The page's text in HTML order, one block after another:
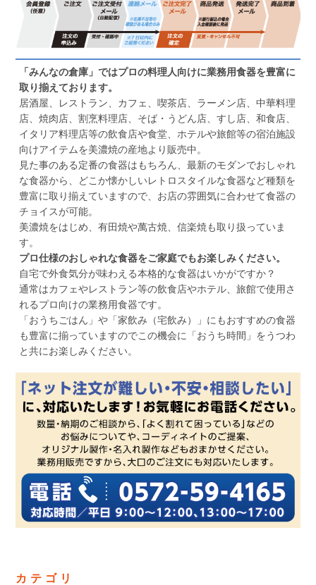
「みんなの倉庫」ではプロの料理人向けに業務用食器を豊富に
取り揃えております。
居酒屋、レストラン、カフェ、喫茶店、ラーメン店、中華料理
店、焼肉店、割烹料理店、そば・うどん店、すし店、和食店、
イタリア料理店等の飲食店や食堂、ホテルや旅館等の宿泊施設
向けアイテムを美濃焼の産地より販売中。
見た事のある定番の食器はもちろん、最新のモダンでおしゃれ
な食器から、どこか懐かしいレトロスタイルな食器など種類を
豊富に取り揃えていますので、お店の雰囲気に合わせて食器の
チョイスが可能。
美濃焼をはじめ、有田焼や萬古焼、信楽焼も取り扱っていま
す。
プロ仕様のおしゃれな食器をご家庭でもお楽しみください。
自宅で外食気分が味わえる本格的な食器はいかがですか？
通常はカフェやレストラン等の飲食店やホテル、旅館で使用さ
れるプロ向けの業務用食器です。
「おうちごはん」や「家飲み（宅飲み）」にもおすすめの食器
も豊富に揃っていますのでこの機会に「おうち時間」をうつわ
と共にお楽しみください。
カテゴリ